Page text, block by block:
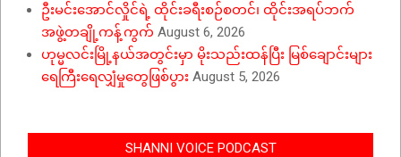
ဦးမင်းအောင်လှိုင်ရဲ့ ထိုင်းခရီးစဉ်စတင်၊ ထိုင်းအရပ်ဘက်
အဖွဲ့တချို့ကန့်ကွက် August 6, 2026
ဟုမ္မလင်းမြို့နယ်အတွင်းမှာ မိုးသည်းထန်ပြီး မြစ်ချောင်းများ
ရေကြီးရေလျှံမှုတွေဖြစ်ပွား August 5, 2026
SHANNI VOICE PODCAST